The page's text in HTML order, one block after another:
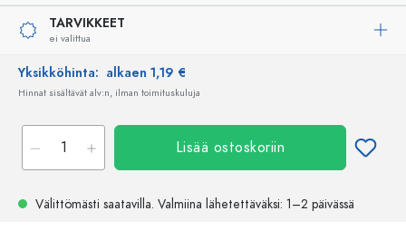
TARVIKKEET
ei valittua
Yksikköhinta: alkaen 1,19 €
Hinnat sisältävät alv:n, ilman toimituskuluja
Lisää ostoskoriin
Välittömästi saatavilla. Valmiina lähetettäväksi: 1–2 päivässä